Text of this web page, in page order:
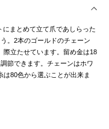
まとめて立て爪であしらった
。2本のゴールドのチェーン
際立たせています。留め金は18
節できます。チェーンはホワ
80色から選ぶことが出来ま